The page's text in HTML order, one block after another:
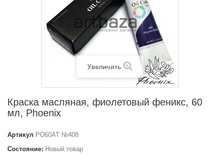
Увеличить
Краска масляная, фиолетовый феникс, 60
мл, Phoenix
Артикул PO60AT №408
Состояние: Новый товар